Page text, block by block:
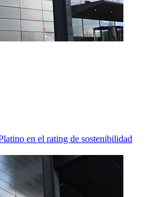
en el rating de sostenibilidad